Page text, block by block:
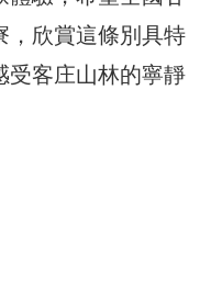
，欣賞這條別具特
受客庄山林的寧靜